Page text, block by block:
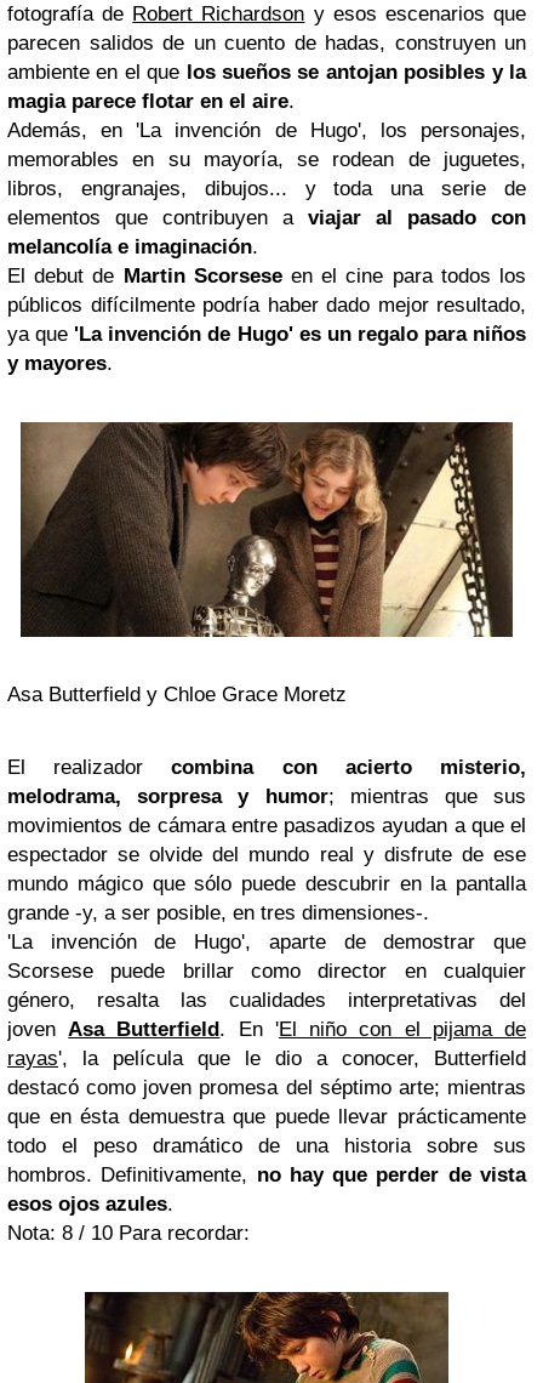
fotografía de Robert Richardson y esos escenarios que
parecen salidos de un cuento de hadas, construyen un
ambiente en el que los sueños se antojan posibles y la
magia parece flotar en el aire.
Además, en 'La invención de Hugo', los personajes,
memorables en su mayoría, se rodean de juguetes,
libros, engranajes, dibujos... y toda una serie de
elementos que contribuyen a viajar al pasado con
melancolía e imaginación.
El debut de Martin Scorseseen el cine para todos los
públicos difícilmente podría haber dado mejor resultado,
ya que 'La invención de Hugo' es un regalo para niños
y mayores.
Asa Butterfield y Chloe Grace Moretz
El realizadorcombina con acierto misterio,
melodrama, sorpresa y humor; mientras que sus
movimientos de cámara entre pasadizos ayudan a que el
espectador se olvide del mundo real y disfrute de ese
mundo mágico que sólo puede descubrir en la pantalla
grande -y, a ser posible, en tres dimensiones-.
'La invención de Hugo', aparte de demostrar que
Scorsese puede brillar como director en cualquier
género, resalta las cualidades interpretativas del
jovenAsa Butterfield . En 'El niño con el pijama de
rayas', la película que le dio a conocer, Butterfield
destacó como joven promesa del séptimo arte; mientras
que en ésta demuestra que puede llevar prácticamente
todo el peso dramático de una historia sobre sus
hombros. Definitivamente, no hay que perder de vista
esos ojos azules.
Nota: 8 / 10 Para recordar: